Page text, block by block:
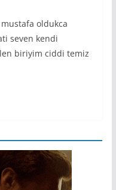
oldukca
seven kendi
biriyim ciddi temiz